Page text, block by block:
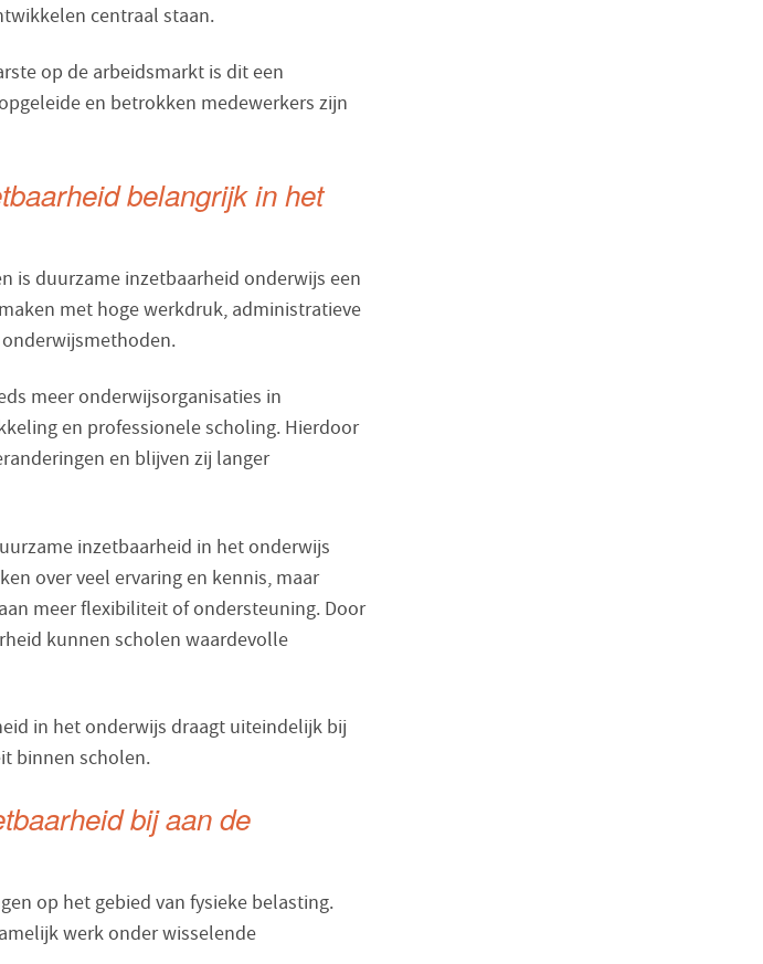
centraal staan.
op de arbeidsmarkt is dit een
en betrokken medewerkers zijn
belangrijk in het
is duurzame inzetbaarheid onderwijs een
met hoge werkdruk, administratieve
meer onderwijsorganisaties in
en professionele scholing. Hierdoor
en blijven zij langer
inzetbaarheid in het onderwijs
over veel ervaring en kennis, maar
meer flexibiliteit of ondersteuning. Door
kunnen scholen waardevolle
in het onderwijs draagt uiteindelijk bij
binnen scholen.
bij aan de
op het gebied van fysieke belasting.
werk onder wisselende